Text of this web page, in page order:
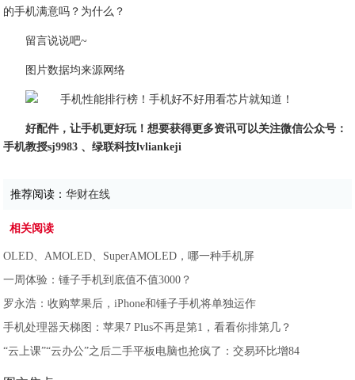
的手机满意吗？为什么？
留言说说吧~
图片数据均来源网络
好配件，让手机更好玩！想要获得更多资讯可以关注微信公众号：
手机教授sj9983 、绿联科技lvliankeji
推荐阅读：华财在线
相关阅读
OLED、AMOLED、SuperAMOLED，哪一种手机屏
一周体验：锤子手机到底值不值3000？
罗永浩：收购苹果后，iPhone和锤子手机将单独运作
手机处理器天梯图：苹果7 Plus不再是第1，看看你排第几？
“云上课”“云办公”之后二手平板电脑也抢疯了：交易环比增84